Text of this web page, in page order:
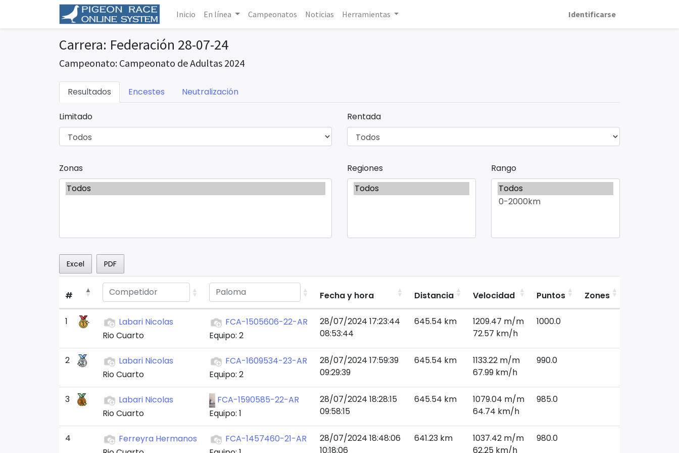
Inicio En línea Campeonatos Noticias Herramientas Identificarse
Carrera: Federación 28-07-24
Campeonato: Campeonato de Adultas 2024
Resultados Encestes Neutralización
Limitado Rentada
Zonas Regiones Rango
Excel PDF
# Fecha y hora Distancia Velocidad Puntos Zones
1
Labari Nicolas
Rio Cuarto
FCA-1505606-22-AR
Equipo: 2
28/07/2024 17:23:44
08:53:44
645.54 km
1209.47 m/m
72.57 km/h
1000.0
2
Labari Nicolas
Rio Cuarto
FCA-1609534-23-AR
Equipo: 2
28/07/2024 17:59:39
09:29:39
645.54 km
1133.22 m/m
67.99 km/h
990.0
3
Labari Nicolas
Rio Cuarto
FCA-1590585-22-AR
Equipo: 1
28/07/2024 18:28:15
09:58:15
645.54 km
1079.04 m/m
64.74 km/h
985.0
4
Ferreyra Hermanos
FCA-1457460-21-AR
28/07/2024 18:48:06
10:18:06
641.23 km
1037.42 m/m
62.25 km/h
980.0